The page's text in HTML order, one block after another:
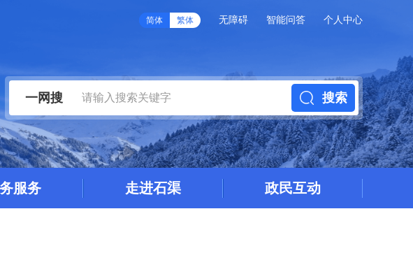
简体 繁体 无障碍 智能问答 个人中心
一网搜 搜索
服务 走进石渠 政民互动